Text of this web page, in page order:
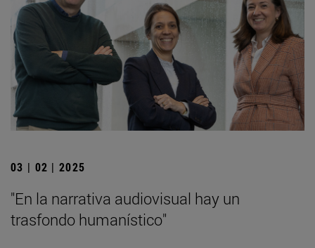
03 | 02 | 2025
"En la narrativa audiovisual hay un
trasfondo humanístico"